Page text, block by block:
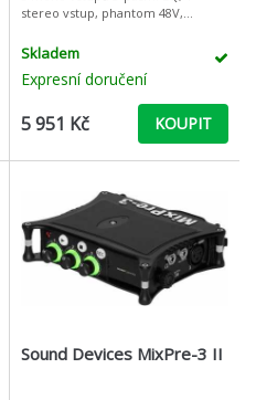
stereo vstup, phantom 48V,
Bluetooth, výstupní 7-pásm. EQ,
Skladem
Expresní doručení
5 951 Kč KOUPIT
Sound Devices MixPre-3 II